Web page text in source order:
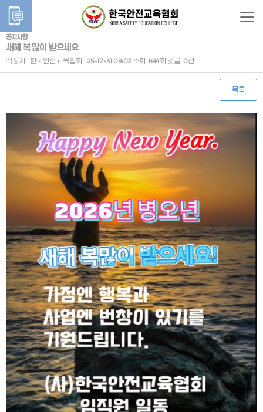
공지사항
새해 복 많이 받으세요
작성자 한국안전교육협회 25-12-31 09:02조회 694회 댓글 0건
목록